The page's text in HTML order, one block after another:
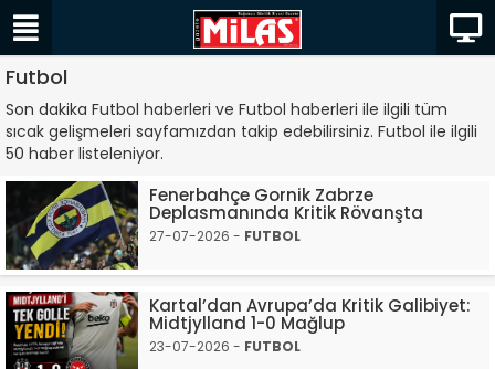
Futbol
Son dakika Futbol haberleri ve Futbol haberleri ile ilgili tüm
sıcak gelişmeleri sayfamızdan takip edebilirsiniz. Futbol ile ilgili
50 haber listeleniyor.
Fenerbahçe Gornik Zabrze
Deplasmanında Kritik Rövanşta
27-07-2026 - FUTBOL
Kartal’dan Avrupa’da Kritik Galibiyet:
Midtjylland 1-0 Mağlup
23-07-2026 - FUTBOL